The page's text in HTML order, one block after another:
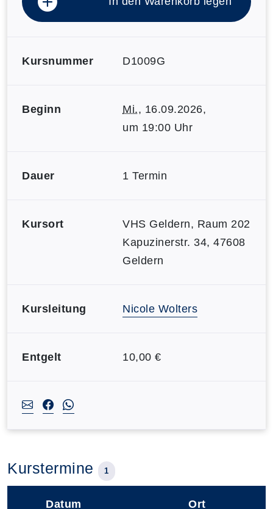
Kursnummer D1009G
Beginn Mi., 16.09.2026,
um 19:00 Uhr
Dauer 1 Termin
Kursort
VHS Geldern, Raum 202
Kapuzinerstr. 34, 47608
Geldern
Kursleitung Nicole Wolters
Entgelt 10,00 €
Kurstermine 1
Datum Ort